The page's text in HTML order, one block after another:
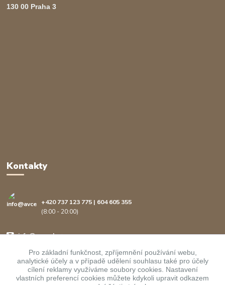
130 00 Praha 3
Kontakty
+420 737 123 775 | 604 605 355
(8:00 - 20:00)
info@avcenter.cz
Pro základní funkčnost, zpříjemnění používání webu,
analytické účely a v případě udělení souhlasu také pro účely
cílení reklamy využíváme soubory cookies. Nastavení
vlastních preferencí cookies můžete kdykoli upravit odkazem